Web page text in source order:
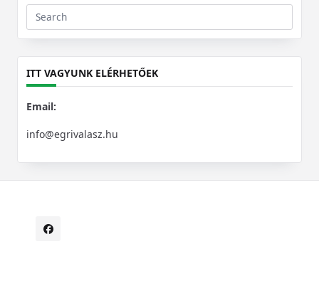
Search
for:
ITT VAGYUNK ELÉRHETŐEK
Email:
info@egrivalasz.hu